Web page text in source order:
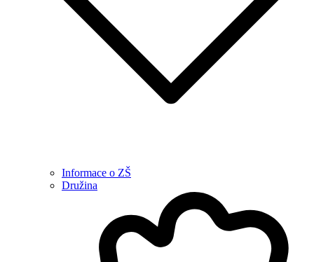
Informace o ZŠ
Družina